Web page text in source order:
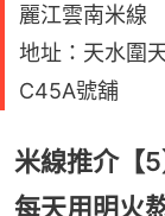
麗江雲南米線
地址：天水圍
C45A號舖
米線推介【
每天用明火